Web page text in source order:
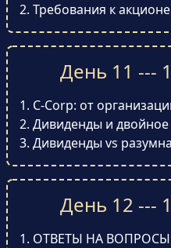
Требования к
День 11 ---
C-Corp: от
Дивиденды и
Дивиденды vs
День 12 ---
ОТВЕТЫ НА